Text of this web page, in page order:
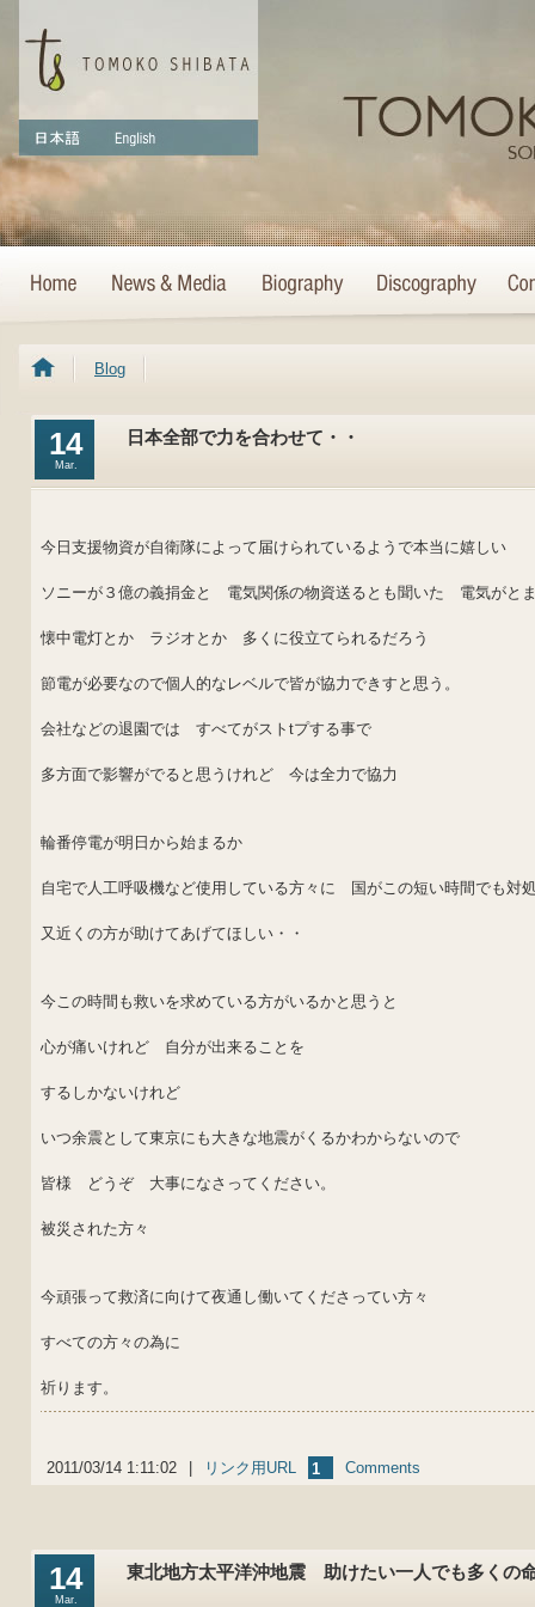
Blog
14
Mar.
日本全部で力を合わせて・・
今日支援物資が自衛隊によって届けられているようで本当に嬉しい
ソニーが３億の義捐金と 電気関係の物資送るとも聞いた 電気がと
懐中電灯とか ラジオとか 多くに役立てられるだろう
節電が必要なので個人的なレベルで皆が協力できすと思う。
会社などの退園では すべてがストtプする事で
多方面で影響がでると思うけれど 今は全力で協力
輪番停電が明日から始まるか
自宅で人工呼吸機など使用している方々に 国がこの短い時間でも対
又近くの方が助けてあげてほしい・・
今この時間も救いを求めている方がいるかと思うと
心が痛いけれど 自分が出来ることを
するしかないけれど
いつ余震として東京にも大きな地震がくるかわからないので
皆様 どうぞ 大事になさってください。
被災された方々
今頑張って救済に向けて夜通し働いてくださってい方々
すべての方々の為に
祈ります。
2011/03/14 1:11:02 リンク用URL 1 Comments
14
Mar.
東北地方太平洋沖地震 助けたい一人でも多くの